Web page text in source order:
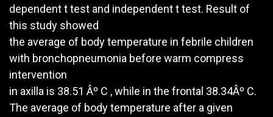
dependent t test and independent t test. Result of
this study showed
the average of body temperature in febrile children
with bronchopneumonia before warm compress
intervention
in axilla is 38.51 Âº C , while in the frontal 38.34Âº C.
The average of body temperature after a given